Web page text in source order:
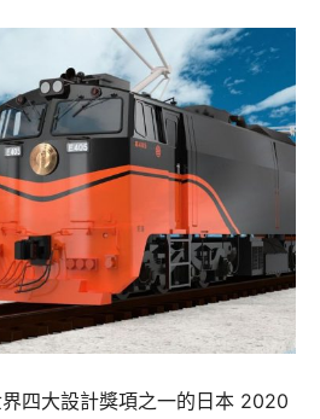
四大設計獎項之一的日本 2020